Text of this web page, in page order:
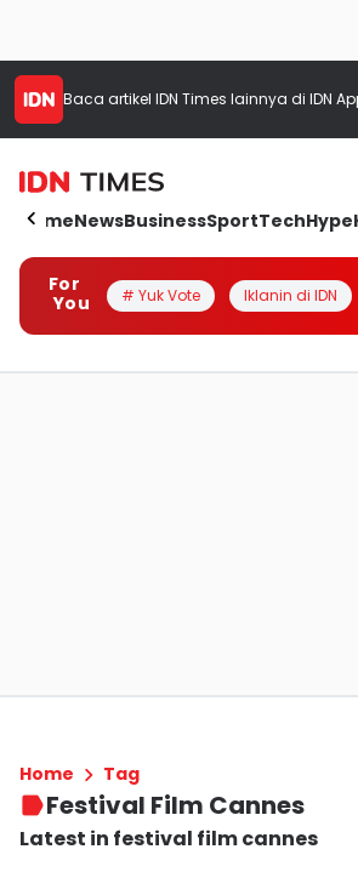
Baca artikel IDN Times lainnya di IDN
HomeNewsBusinessSportTechHype
For
You
# Yuk Vote Iklanin di IDN
Home Tag
Festival Film Cannes
Latest in festival film cannes